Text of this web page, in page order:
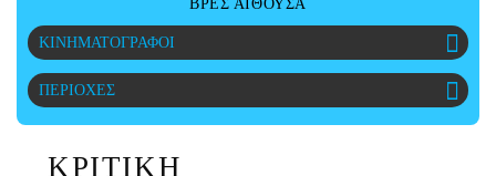
ΑΜΠΑ
PRINT
ΒΡΕΣ ΑΙΘΟΥΣΑ
ΚΙΝΗΜΑΤΟΓΡΑΦΟΙ
ΠΕΡΙΟΧΕΣ
ΚΡΙΤΙΚΗ